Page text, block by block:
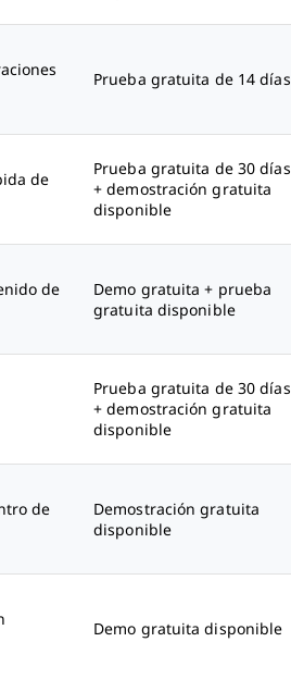
Prueba gratuita de 14 días
de
Prueba gratuita de 30 días
+ demostración gratuita
disponible
de
Demo gratuita + prueba
gratuita disponible
Prueba gratuita de 30 días
+ demostración gratuita
disponible
de
Demostración gratuita
disponible
Demo gratuita disponible